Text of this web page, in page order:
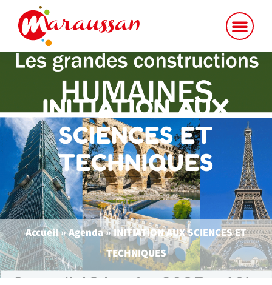
INITIATION AUX
SCIENCES ET
TECHNIQUES
Accueil»Agenda»INITIATION AUX SCIENCES ET
TECHNIQUES